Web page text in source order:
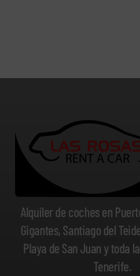
Alquiler de coches en
Gigantes, Santiago del
Playa de San Juan y toda
Tenerife.